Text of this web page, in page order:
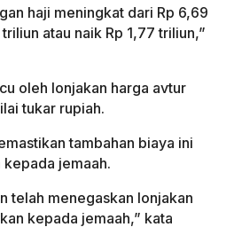
haji meningkat dari Rp 6,69
atau naik Rp 1,77 triliun,”
oleh lonjakan harga avtur
tukar rupiah.
tambahan biaya ini
jemaah.
telah menegaskan lonjakan
kepada jemaah,” kata